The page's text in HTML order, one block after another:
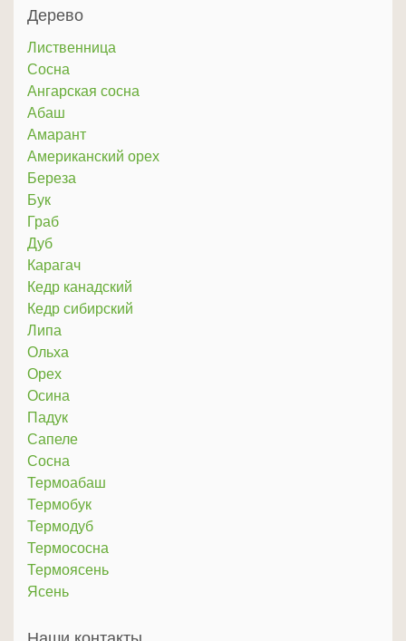
Дерево
Лиственница
Сосна
Ангарская сосна
Абаш
Амарант
Американский орех
Береза
Бук
Граб
Дуб
Карагач
Кедр канадский
Кедр сибирский
Липа
Ольха
Орех
Осина
Падук
Сапеле
Сосна
Термоабаш
Термобук
Термодуб
Термососна
Термоясень
Ясень